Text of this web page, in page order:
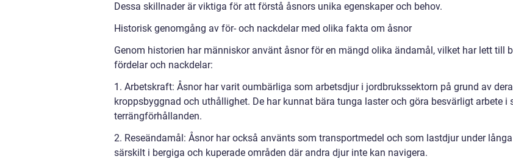
Dessa skillnader är viktiga för att förstå åsnors unika egenskaper och behov.
Historisk genomgång av för- och nackdelar med olika fakta om åsnor
Genom historien har människor använt åsnor för en mängd olika ändamål, vilket har lett till
fördelar och nackdelar:
1. Arbetskraft: Åsnor har varit oumbärliga som arbetsdjur i jordbrukssektorn på grund av
kroppsbyggnad och uthållighet. De har kunnat bära tunga laster och göra besvärligt arbete i
terrängförhållanden.
2. Reseändamål: Åsnor har också använts som transportmedel och som lastdjur under långa
särskilt i bergiga och kuperade områden där andra djur inte kan navigera.